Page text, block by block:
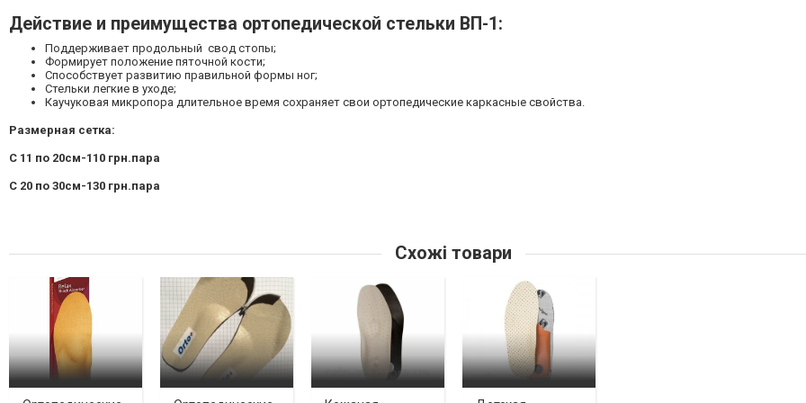
Действие и преимущества ортопедической стельки ВП-1:
Поддерживает продольный свод стопы;
Формирует положение пяточной кости;
Способствует развитию правильной формы ног;
Стельки легкие в уходе;
Каучуковая микропора длительное время сохраняет свои ортопедические каркасные свойства.
Размерная сетка:
С 11 по 20см-110 грн.пара
С 20 по 30см-130 грн.пара
Схожі товари